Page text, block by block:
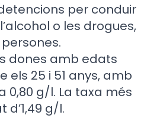
per conduir
o les drogues,
dones amb edats
els 25 i 51 anys, amb
0,80 g/l. La taxa més
g/l.